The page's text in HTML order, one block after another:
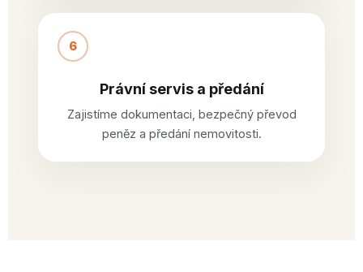
6
Právní servis a předání
Zajistíme dokumentaci, bezpečný převod
peněz a předání nemovitosti.